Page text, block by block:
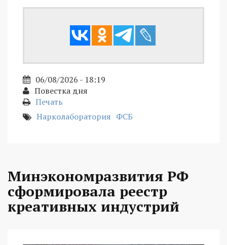
06/08/2026 - 18:19
Повестка дня
Печать
Нарколаборатория ФСБ
Минэкономразвития РФ
сформировала реестр
креативных индустрий